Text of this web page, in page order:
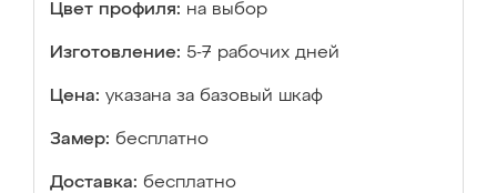
Цвет профиля: на выбор
Изготовление: 5-7 рабочих дней
Цена: указана за базовый шкаф
Замер: бесплатно
Доставка: бесплатно